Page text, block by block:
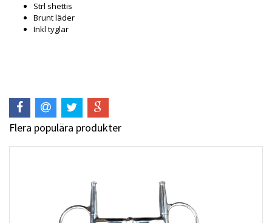
Strl shettis
Brunt läder
Inkl tyglar
Flera populära produkter